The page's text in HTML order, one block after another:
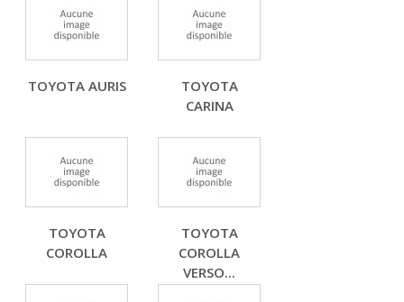
TOYOTA AURIS
TOYOTA
CARINA
TOYOTA
COROLLA
TOYOTA
COROLLA
VERSO...